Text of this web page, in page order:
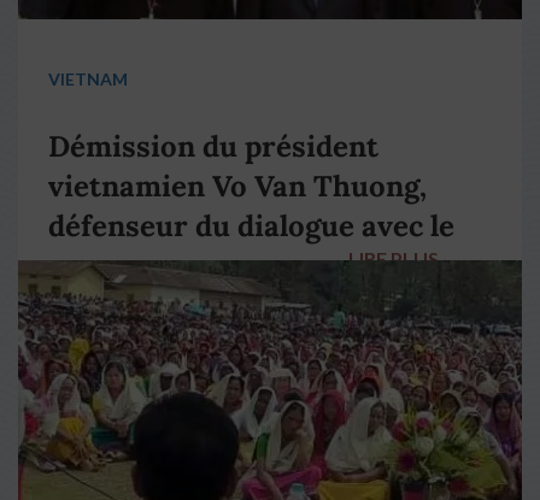
VIETNAM
Démission du président
vietnamien Vo Van Thuong,
défenseur du dialogue avec le
pape François
LIRE PLUS →